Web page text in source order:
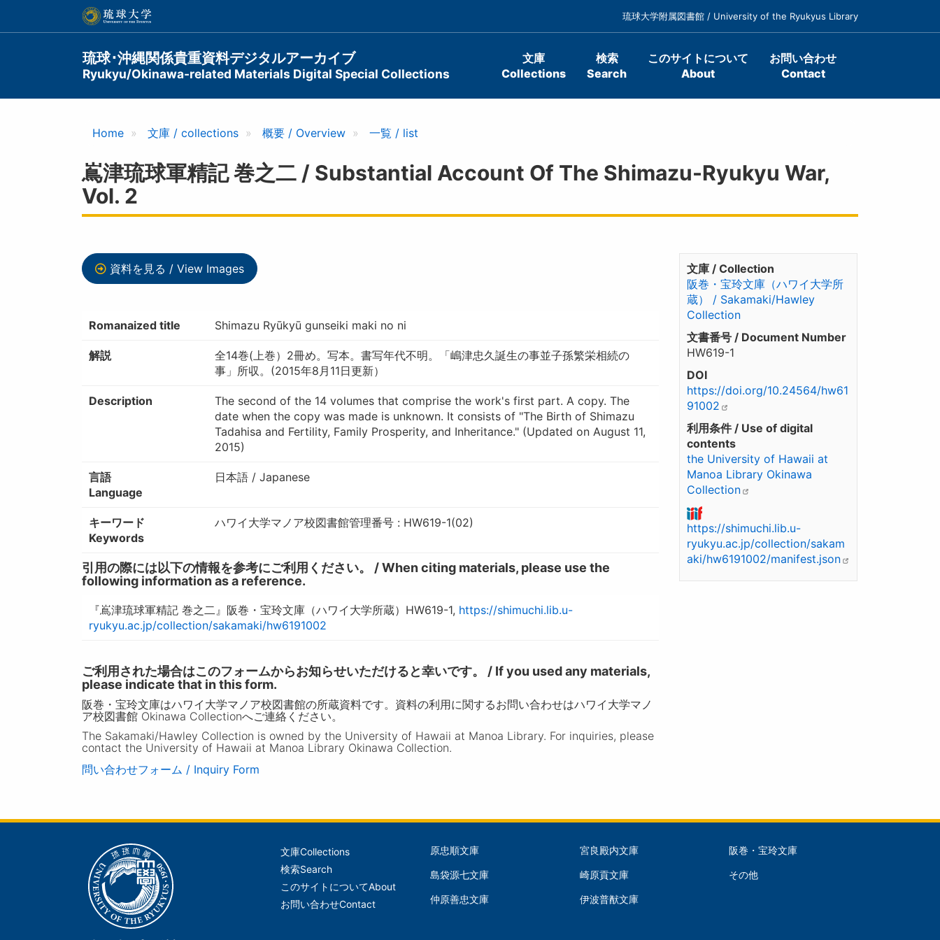
ン
琉球大学附属図書館 / University of the Ryukyus Library
琉球･沖縄関係貴重資料デジタルアーカイブ
Ryukyu/Okinawa-related Materials Digital Special Collections
Main
navigation
文庫
Collections
検索
Search
このサイトについて
About
お問い合わせ
Contact
Home 文庫 / collections 概要 / Overview 一覧 / list
嶌津琉球軍精記 巻之二 / Substantial Account Of The Shimazu-Ryukyu War,
Vol. 2
資料を見る / View Images
Romanaized title Shimazu Ryūkyū gunseiki maki no ni
解説
全14巻(上巻）2冊め。写本。書写年代不明。「嶋津忠久誕生の事並子孫繁栄相続の
事」所収。(2015年8月11日更新）
Description
The second of the 14 volumes that comprise the work's first part. A copy. The
date when the copy was made is unknown. It consists of "The Birth of Shimazu
Tadahisa and Fertility, Family Prosperity, and Inheritance." (Updated on August 11,
2015)
言語
Language
日本語 / Japanese
キーワード
Keywords
ハワイ大学マノア校図書館管理番号 : HW619-1(02)
引用の際には以下の情報を参考にご利用ください。 / When citing materials, please use the
following information as a reference.
『嶌津琉球軍精記 巻之二』阪巻・宝玲文庫（ハワイ大学所蔵）HW619-1, https://shimuchi.lib.u-
ryukyu.ac.jp/collection/sakamaki/hw6191002
ご利用された場合はこのフォームからお知らせいただけると幸いです。 / If you used any materials,
please indicate that in this form.
阪巻・宝玲文庫はハワイ大学マノア校図書館の所蔵資料です。資料の利用に関するお問い合わせはハワイ大学マノ
ア校図書館 Okinawa Collectionへご連絡ください。
The Sakamaki/Hawley Collection is owned by the University of Hawaii at Manoa Library. For inquiries, please
contact the University of Hawaii at Manoa Library Okinawa Collection.
問い合わせフォーム / Inquiry Form
文庫 / Collection
阪巻・宝玲文庫（ハワイ大学所
蔵） / Sakamaki/Hawley
Collection
文書番号 / Document Number
HW619-1
DOI
https://doi.org/10.24564/hw61
91002
利用条件 / Use of digital
contents
the University of Hawaii at
Manoa Library Okinawa
Collection
https://shimuchi.lib.u-
ryukyu.ac.jp/collection/sakam
aki/hw6191002/manifest.json
メ
イ
ン
文庫Collections
検索Search
このサイトについてAbout
お問い合わせContact
文
(Left)
原忠順文庫
島袋源七文庫
仲原善忠文庫
文
(Middle)
宮良殿内文庫
崎原貢文庫
伊波普猷文庫
文
庫
阪巻・宝玲文庫
その他